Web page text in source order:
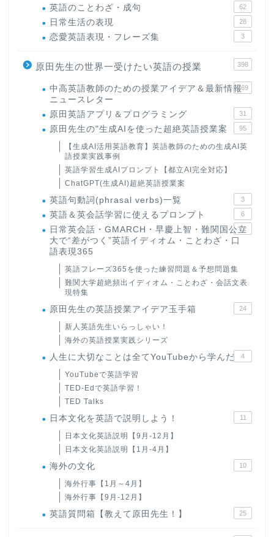
英語のことわざ・成句 62
日常生活の表現 28
恋愛英語表現・フレーズ集 3
原田先生の世界一受けたい英語の授業 398
中高英語教師のための授業アイデア＆最新情報
ニュースレター
169
原田英語アプリ＆プログラミング 31
原田先生の"生成AIを使った超絶英語授業案 95
【生成AI活用英語教育】英語教師のための生成AI英
語授業実践事例
英語学習生成AIプロンプト【都立AI完全対応】
ChatGPT(生成AI)超絶英語授業案
英語句動詞(phrasal verbs)一覧 3
英語＆英会話学習に使えるプロンプト 6
日常英会話・GMARCH・早慶上智・難関国公立
大で“差がつく”英語イディオム・ことわざ・口
語表現365
22
英語フレーズ365を使った練習問題＆予想問題集
難関大学超絶頻出イディオム・ことわざ・会話文表
現特集
原田先生の英語授業アイデア玉手箱 24
新人英語先生いらっしゃい！
海外の英語授業実践シリーズ
人生に大切なことは全てYouTubeから学んだ 4
YouTubeで英語学習
TED-Edで英語学習！
TED Talks
日本文化を英語で説明しよう！ 11
日本文化英語説明【9月-12月】
日本文化英語説明【1月-4月】
海外の文化 10
海外行事【1月～4月】
海外行事【9月-12月】
英語質問箱【教えて原田先生！】 25